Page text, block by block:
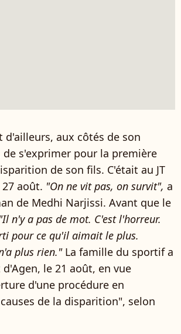
d'ailleurs, aux côtés de son
de s'exprimer pour la première
de son fils. C'était au JT
27 août. "On ne vit pas, on survit", a
de Medhi Narjissi. Avant que le
l n'y a pas de mot. C'est l'horreur.
pour ce qu'il aimait le plus.
plus rien." La famille du sportif a
le 21 août, en vue
d'une procédure en
de la disparition", selon